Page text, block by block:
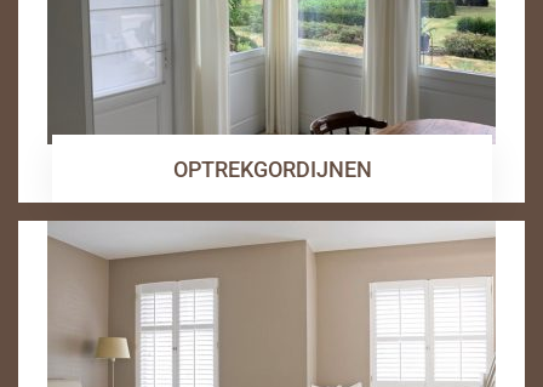
OPTREKGORDIJNEN